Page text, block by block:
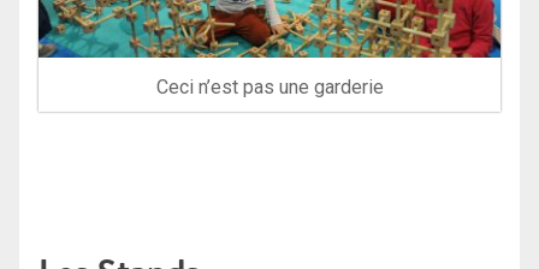
Ceci n’est pas une garderie